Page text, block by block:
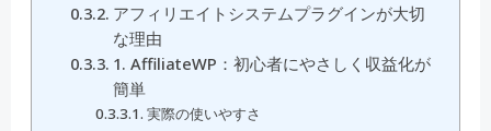
アフィリエイトシステムプラグインが大切
な理由
1. AffiliateWP：初心者にやさしく収益化が
簡単
実際の使いやすさ